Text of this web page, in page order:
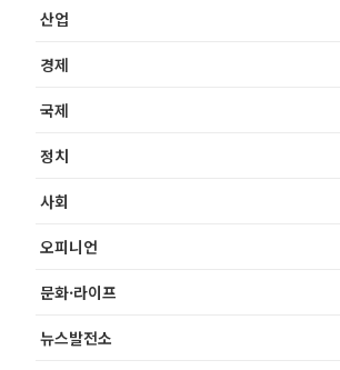
산업
경제
국제
정치
사회
오피니언
문화·라이프
뉴스발전소